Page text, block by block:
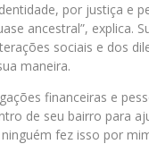
por justiça e
ancestral”, explica.
sociais e dos
maneira.
financeiras e
de seu bairro para
fez isso por